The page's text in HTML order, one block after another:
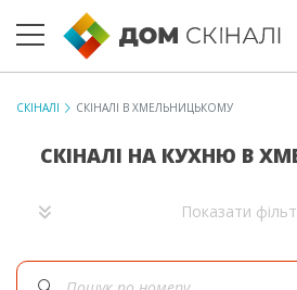
СКІНАЛІ СКІНАЛІ В ХМЕЛЬНИЦЬКОМУ
СКІНАЛІ НА КУХНЮ В
Показати